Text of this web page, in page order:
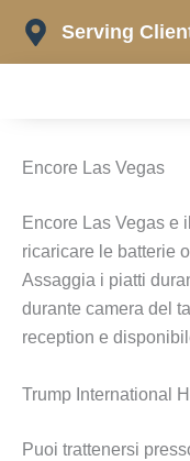
content
Serving
Encore Las Vegas
Encore Las Vegas e
ricaricare le batterie
Assaggia i piatti
durante camera del
reception e
Trump International
Puoi trattenersi